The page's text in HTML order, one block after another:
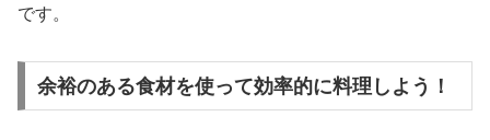
です。
余裕のある食材を使って効率的に料理しよう！